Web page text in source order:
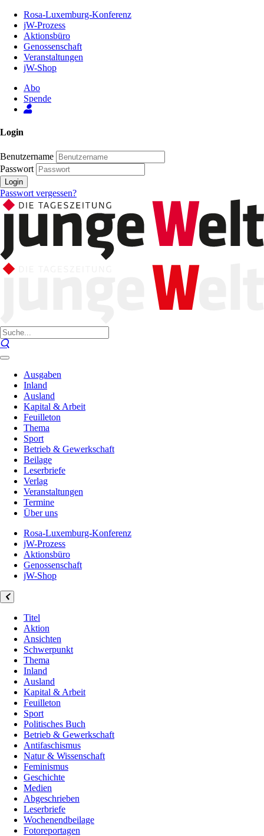
Inhalt
Seite
Rosa-Luxemburg-Konferenz
jW-Prozess
Aktionsbüro
Genossenschaft
Veranstaltungen
jW-Shop
Abo
Spende
Login
Benutzername
Passwort
Login
Passwort vergessen?
Ausgaben
Inland
Ausland
Kapital & Arbeit
Feuilleton
Thema
Sport
Betrieb & Gewerkschaft
Beilage
Leserbriefe
Verlag
Veranstaltungen
Termine
Über uns
Rosa-Luxemburg-Konferenz
jW-Prozess
Aktionsbüro
Genossenschaft
jW-Shop
Titel
Aktion
Ansichten
Schwerpunkt
Thema
Inland
Ausland
Kapital & Arbeit
Feuilleton
Sport
Politisches Buch
Betrieb & Gewerkschaft
Antifaschismus
Natur & Wissenschaft
Feminismus
Geschichte
Medien
Abgeschrieben
Leserbriefe
Wochenendbeilage
Fotoreportagen